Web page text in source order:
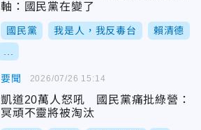
軸：國民黨在變了
國民黨 我是人，我反毒台 賴清德
要聞
凱道20萬人怒吼 國民黨痛批綠營：
冥頑不靈將被淘汰
2026/07/26 15:14